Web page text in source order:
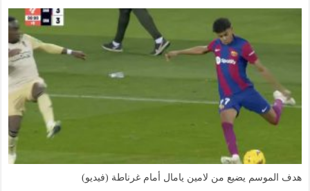
هدف الموسم يضيع من لامين يامال أمام غرناطة (فيديو)